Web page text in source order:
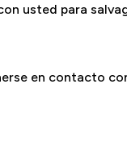
usted para
en contacto